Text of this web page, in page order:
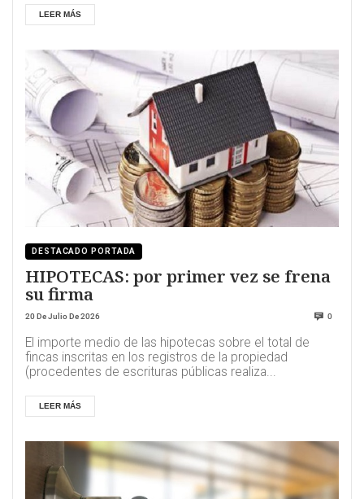
LEER MÁS
DESTACADO PORTADA
HIPOTECAS: por primer vez se frena
su firma
20 De Julio De 2026 0
El importe medio de las hipotecas sobre el total de
fincas inscritas en los registros de la propiedad
(procedentes de escrituras públicas realiza...
LEER MÁS